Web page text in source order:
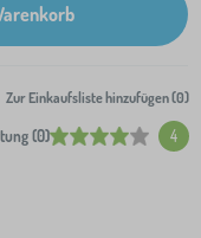
(0) 4
Zur Einkaufsliste hinzufügen (0)